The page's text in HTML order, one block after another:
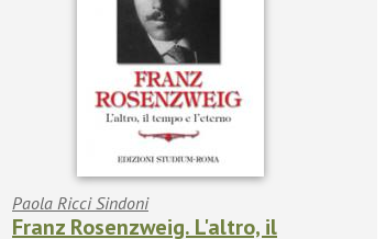
Paola Ricci Sindoni
Franz Rosenzweig. L'altro, il